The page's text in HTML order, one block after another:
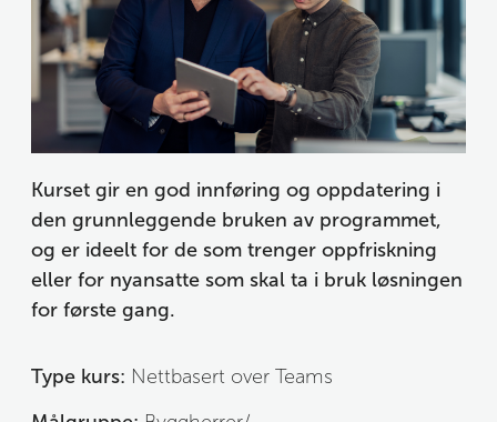
Kurset gir en god innføring og oppdatering i
den grunnleggende bruken av programmet,
og er ideelt for de som trenger oppfriskning
eller for nyansatte som skal ta i bruk løsningen
for første gang.
Type kurs: Nettbasert over Teams